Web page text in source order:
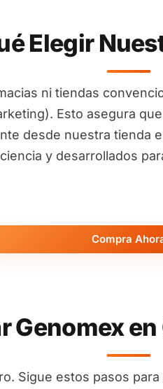
Elegir
ni tiendas
Esto asegura
desde nuestra tienda
y desarrollados
Compra
Genomex
Sigue estos pasos